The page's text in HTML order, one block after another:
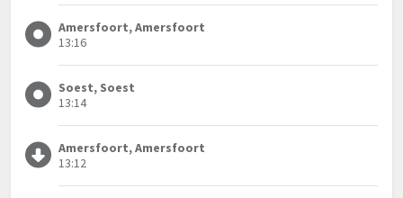
Amersfoort, Amersfoort
13:16
Soest, Soest
13:14
Amersfoort, Amersfoort
13:12